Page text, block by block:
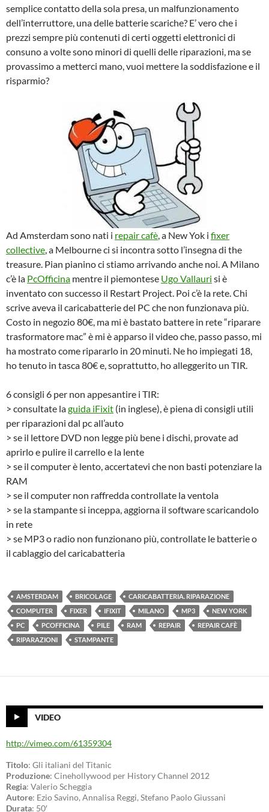
semplice contatto della sola presa, un malfunzionamento
dell’interruttore, una delle batterie scariche? E’ vero che i
prezzi sempre più contenuti di certi oggetti elettronici di
consuno a volte sono minori di quelli delle riparazioni, ma se
provassimo a metterci mano, vuoi mettere la soddisfazione e il
risparmio?
Ad Amsterdam sono nati i repair cafè, a New Yok i fixer
collective, a Melbourne ci si incontra sotto l’insegna di the
treasure. Pian pianino ci stiamo arrivando anche noi. A Milano
c’è la PcOfficina mentre il piemontese Ugo Vallauri si è
inventato con successo il Restart Project. Poi c’è la rete. Chi
scrive aveva il caricabatterie del PC che non funzionava più.
Costo in negozio 80€, ma mi è bastato battere in rete “riparare
trasformatore mac” è mi è apparso il video che, passo passo, mi
ha mostrato come ripararlo in 20 minuti. Ne ho impiegati 18,
ho tenuto in tasca 80€ e, soprattutto, ho alleggerito un TIR.
6 consigli 6 per non appesantire i TIR:
> consultate laguida iFixit (in inglese), è piena di consigli utili
per riparazioni dal pc all’auto
> se il lettore DVD non legge più bene i dischi, provate ad
aprirlo e pulire il carrello e la lente
> se il computer è lento, accertatevi che non basti potenziare la
RAM
> se il computer non raffredda controllate la ventola
> se la stampante si inceppa, aggiorna il software scaricandolo
in rete
> se MP3 o radio non funzionano più, controllate le batterie o
il cablaggio del caricabatteria
AMSTERDAM BRICOLAGE
CARICABATTERIA. RIPARAZIONE
COMPUTER
FIXER IFIXIT MILANO MP3
NEW YORK
PC
PCOFFICINA PILE RAM REPAIR
REPAIR CAFÈ
RIPARAZIONI
STAMPANTE
VIDEO
http://vimeo.com/61359304
Titolo: Gli italiani del Titanic
Produzione: Cinehollywood per History Channel 2012
Regia: Valerio Scheggia
Autore: Ezio Savino, Annalisa Reggi, Stefano Paolo Giussani
Durata: 50′